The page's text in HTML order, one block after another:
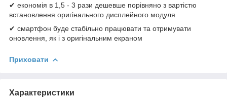
✔ економія в 1,5 - 3 рази дешевше порівняно з вартістю
встановлення оригінального дисплейного модуля
✔ смартфон буде стабільно працювати та отримувати
оновлення, як і з оригінальним екраном
Приховати
Характеристики